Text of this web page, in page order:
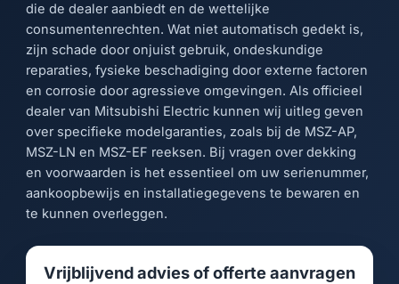
die de dealer aanbiedt en de wettelijke
consumentenrechten. Wat niet automatisch gedekt is,
zijn schade door onjuist gebruik, ondeskundige
reparaties, fysieke beschadiging door externe factoren
en corrosie door agressieve omgevingen. Als officieel
dealer van Mitsubishi Electric kunnen wij uitleg geven
over specifieke modelgaranties, zoals bij de MSZ-AP,
MSZ-LN en MSZ-EF reeksen. Bij vragen over dekking
en voorwaarden is het essentieel om uw serienummer,
aankoopbewijs en installatiegegevens te bewaren en
te kunnen overleggen.
Vrijblijvend advies of offerte aanvragen